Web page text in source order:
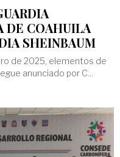
DE COAHUILA
SHEINBAUM
de 2025, elementos de
anunciado por C...